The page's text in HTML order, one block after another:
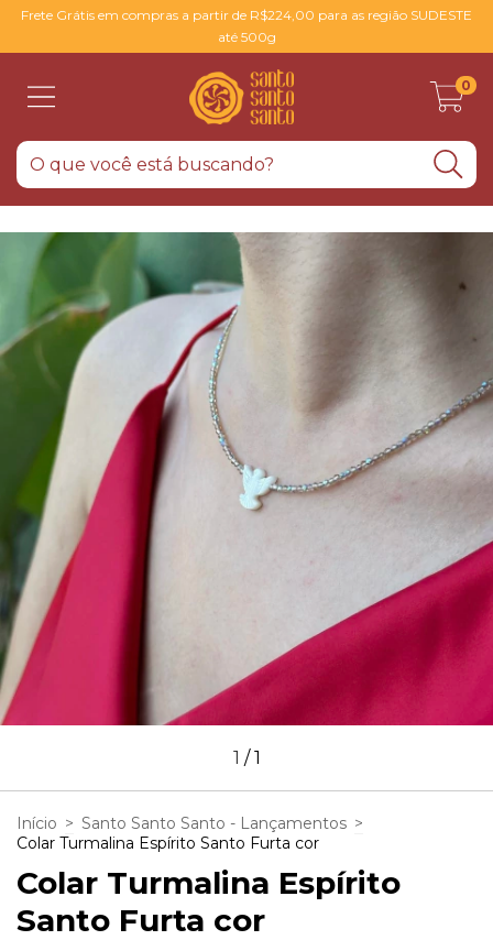
Frete Grátis em compras a partir de R$224,00 para as região SUDESTE
até 500g
0
1 /1
Início > Santo Santo Santo - Lançamentos >
Colar Turmalina Espírito Santo Furta cor
Colar Turmalina Espírito
Santo Furta cor